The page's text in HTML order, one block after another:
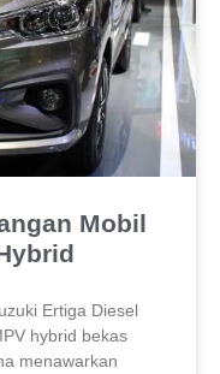
Mobil
Ertiga Diesel
hybrid bekas
menawarkan